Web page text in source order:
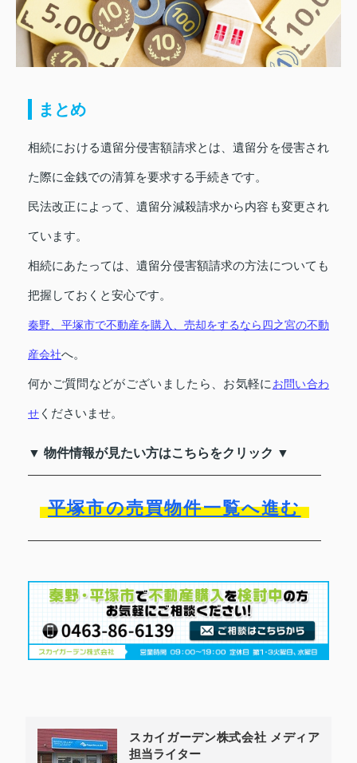
まとめ
相続における遺留分侵害額請求とは、遺留分を侵害され
た際に金銭での清算を要求する手続きです。
民法改正によって、遺留分減殺請求から内容も変更され
ています。
相続にあたっては、遺留分侵害額請求の方法についても
把握しておくと安心です。
秦野、平塚市で不動産を購入、売却をするなら四之宮の不動
産会社へ。
何かご質問などがございましたら、お気軽に お問い合わ
せ くださいませ。
▼ 物件情報が見たい方はこちらをクリック ▼
平塚市の売買物件一覧へ進む
スカイガーデン株式会社 メディア
担当ライター